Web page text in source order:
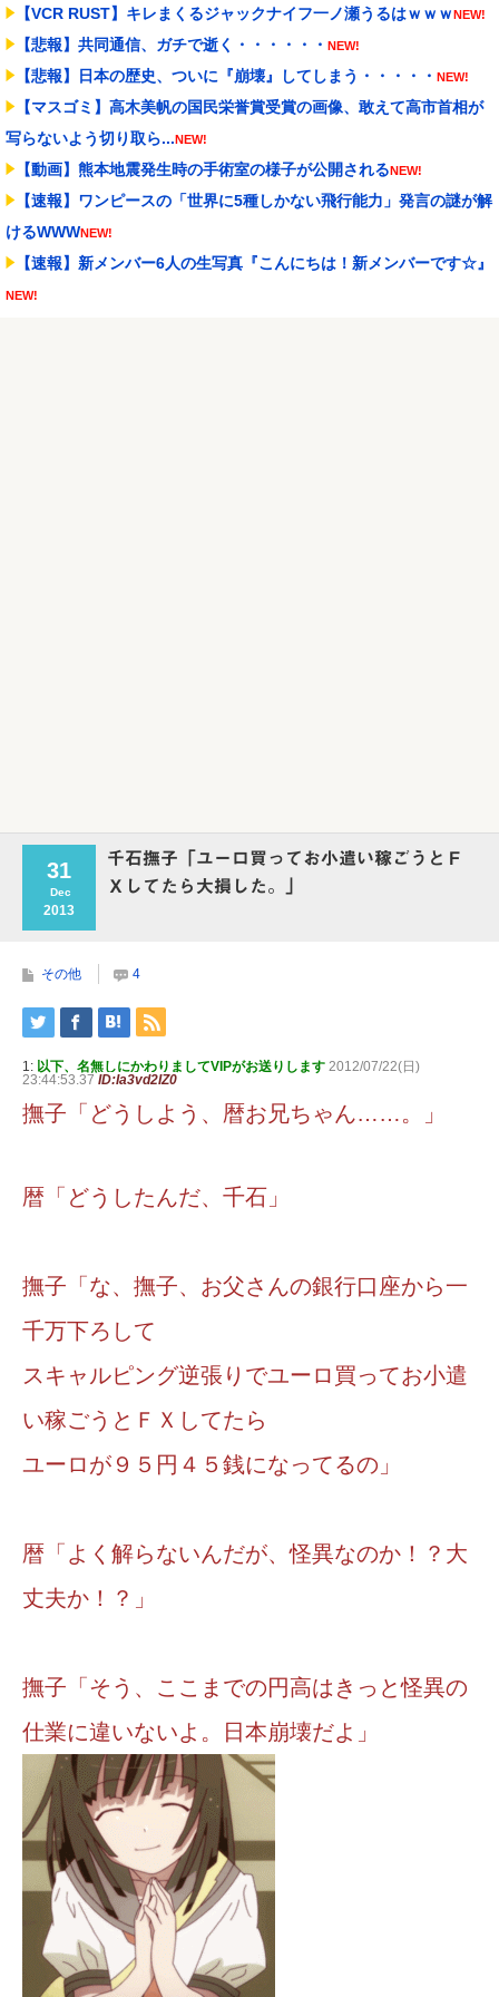
【VCR RUST】キレまくるジャックナイフ一ノ瀬うるはｗｗｗNEW!
【悲報】共同通信、ガチで逝く・・・・・・ NEW!
【悲報】日本の歴史、ついに『崩壊』してしまう・・・・・ NEW!
【マスゴミ】高木美帆の国民栄誉賞受賞の画像、敢えて高市首相が
写らないよう切り取ら...NEW!
【動画】熊本地震発生時の手術室の様子が公開されるNEW!
【速報】ワンピースの「世界に5種しかない飛行能力」発言の謎が解
けるWWWNEW!
【速報】新メンバー6人の生写真『こんにちは！新メンバーです☆』
NEW!
31
Dec
2013
千石撫子「ユーロ買ってお小遣い稼ごうとＦ
Ｘしてたら大損した。」
その他 4
1: 以下、名無しにかわりましてVIPがお送りします 2012/07/22(日)
23:44:53.37 ID:Ia3vd2IZ0
撫子「どうしよう、暦お兄ちゃん……。」
暦「どうしたんだ、千石」
撫子「な、撫子、お父さんの銀行口座から一
千万下ろして
スキャルピング逆張りでユーロ買ってお小遣
い稼ごうとＦＸしてたら
ユーロが９５円４５銭になってるの」
暦「よく解らないんだが、怪異なのか！？大
丈夫か！？」
撫子「そう、ここまでの円高はきっと怪異の
仕業に違いないよ。日本崩壊だよ」